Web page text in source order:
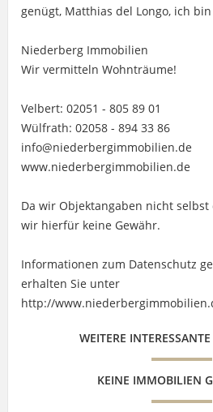
genügt, Matthias del Longo, ich
Niederberg Immobilien
Wir vermitteln Wohnträume!
Velbert: 02051 - 805 89 01
Wülfrath: 02058 - 894 33 86
info@niederbergimmobilien.de
www.niederbergimmobilien.de
Da wir Objektangaben nicht
wir hierfür keine Gewähr.
Informationen zum Datenschutz
erhalten Sie unter
http://
WEITERE
KEINE IMMOBILIEN